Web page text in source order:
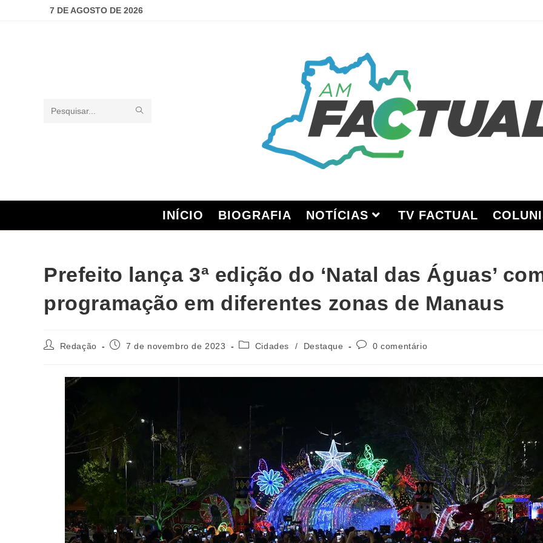
7 DE AGOSTO DE 2026
Pesquisar
INÍCIO BIOGRAFIA NOTÍCIAS TV FACTUAL
Prefeito lança 3ª edição do ‘Natal das Águas’
programação em diferentes zonas de Manaus
Redação 7 de novembro de 2023 Cidades / Destaque 0 comentário